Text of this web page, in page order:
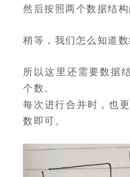
然后按照两个数据结
稍等，我们怎么知道
所以这里还需要数据
个数。
每次进行合并时，也
数即可。